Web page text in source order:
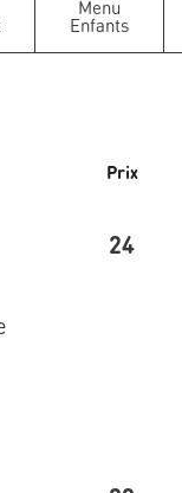
Menu
Enfants
Prix
24